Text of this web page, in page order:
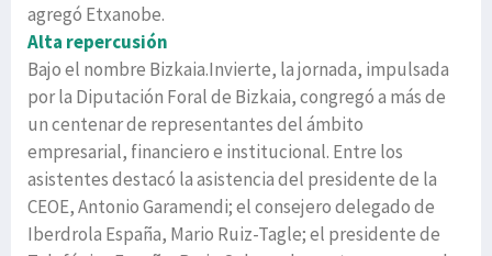
agregó Etxanobe.
Alta repercusión
Bajo el nombre Bizkaia.Invierte, la jornada, impulsada
por la Diputación Foral de Bizkaia, congregó a más de
un centenar de representantes del ámbito
empresarial, financiero e institucional. Entre los
asistentes destacó la asistencia del presidente de la
CEOE, Antonio Garamendi; el consejero delegado de
Iberdrola España, Mario Ruiz-Tagle; el presidente de